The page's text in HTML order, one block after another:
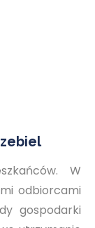
W
odbiorcami
gospodarki